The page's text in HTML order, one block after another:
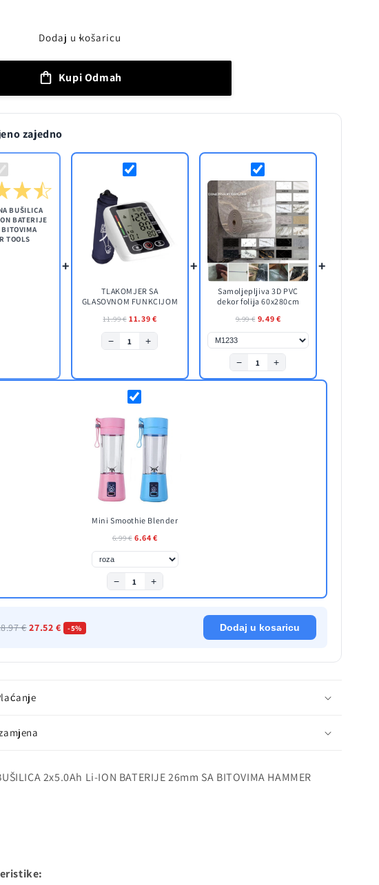
2x5.0Ah
Li-
ION
26mm
SA
HAMMER
TOOLS
Dodaj u košaricu
Kupi Odmah
zajedno
BUŠILICA
BATERIJE
TOOLS
+
TLAKOMJER SA
GLASOVNOM FUNKCIJOM
11.99 € 11.39 €
− 1 +
+
Samoljepljiva 3D PVC
dekor folija 60x280cm
9.99 € 9.49 €
− 1 +
+
Mini Smoothie Blender
6.99 € 6.64 €
− 1 +
€ 27.52 € -5% Dodaj u kosaricu
2x5.0Ah Li-ION BATERIJE 26mm SA BITOVIMA HAMMER